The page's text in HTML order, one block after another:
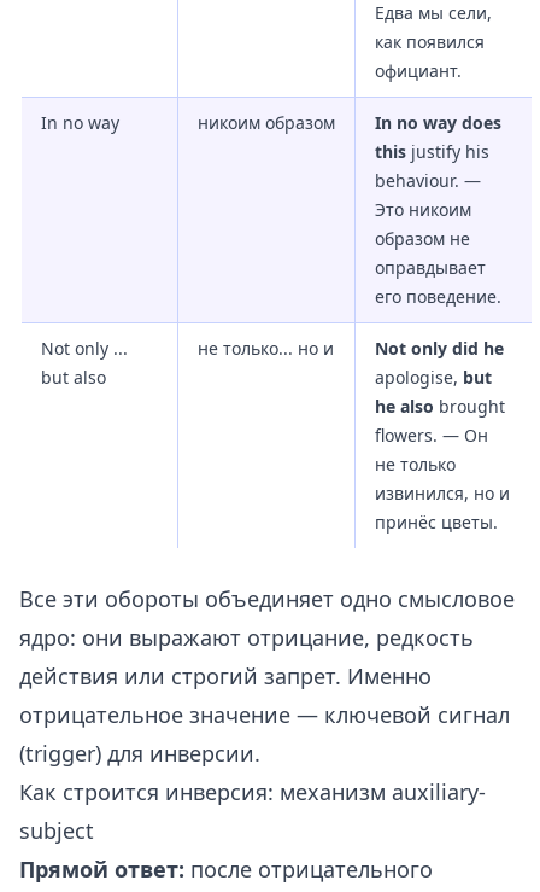
Едва мы сели,
как появился
официант.
In no way никоим образом
In no way does
this justify his
behaviour. —
Это никоим
образом не
оправдывает
его поведение.
Not only ...
but also
не только... но и
Not only did he
apologise, but
he also brought
flowers. — Он
не только
извинился, но и
принёс цветы.
Все эти обороты объединяет одно смысловое
ядро: они выражают отрицание, редкость
действия или строгий запрет. Именно
отрицательное значение — ключевой сигнал
(trigger) для инверсии.
Как строится инверсия: механизм auxiliary-
subject
Прямой ответ: после отрицательного